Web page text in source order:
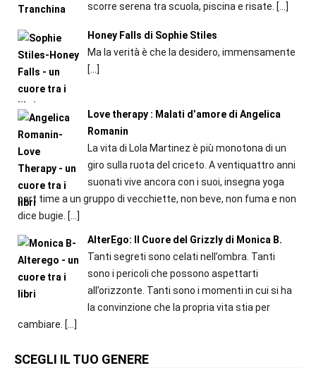
scorre serena tra scuola, piscina e risate. […]
Honey Falls di Sophie Stiles
Ma la verità è che la desidero, immensamente
[…]
Love therapy : Malati d’amore di Angelica
Romanin
La vita di Lola Martinez è più monotona di un
giro sulla ruota del criceto. A ventiquattro anni
suonati vive ancora con i suoi, insegna yoga
part time a un gruppo di vecchiette, non beve, non fuma e non
dice bugie. […]
AlterEgo: Il Cuore del Grizzly di Monica B.
Tanti segreti sono celati nell’ombra. Tanti
sono i pericoli che possono aspettarti
all’orizzonte. Tanti sono i momenti in cui si ha
la convinzione che la propria vita stia per
cambiare. […]
SCEGLI IL TUO GENERE